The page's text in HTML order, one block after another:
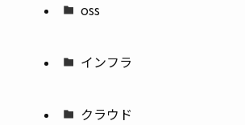
oss
インフラ
クラウド